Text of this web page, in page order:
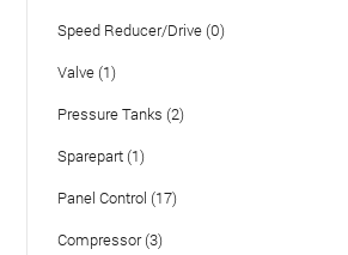
Speed Reducer/Drive (0)
Valve (1)
Pressure Tanks (2)
Sparepart (1)
Panel Control (17)
Compressor (3)